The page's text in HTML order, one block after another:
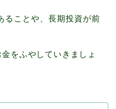
ることや、長期投資が前
をふやしていきましょ